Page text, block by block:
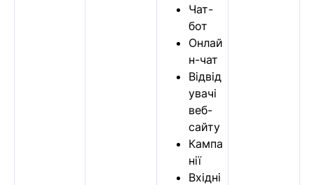
Чат-
бот
Онлай
н-чат
Відвід
увачі
веб-
сайту
Кампа
нії
Вхідні